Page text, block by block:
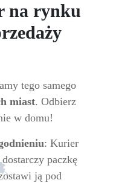
na rynku
tego samego
miast. Odbierz
w domu!
: Kurier
paczkę
ją pod